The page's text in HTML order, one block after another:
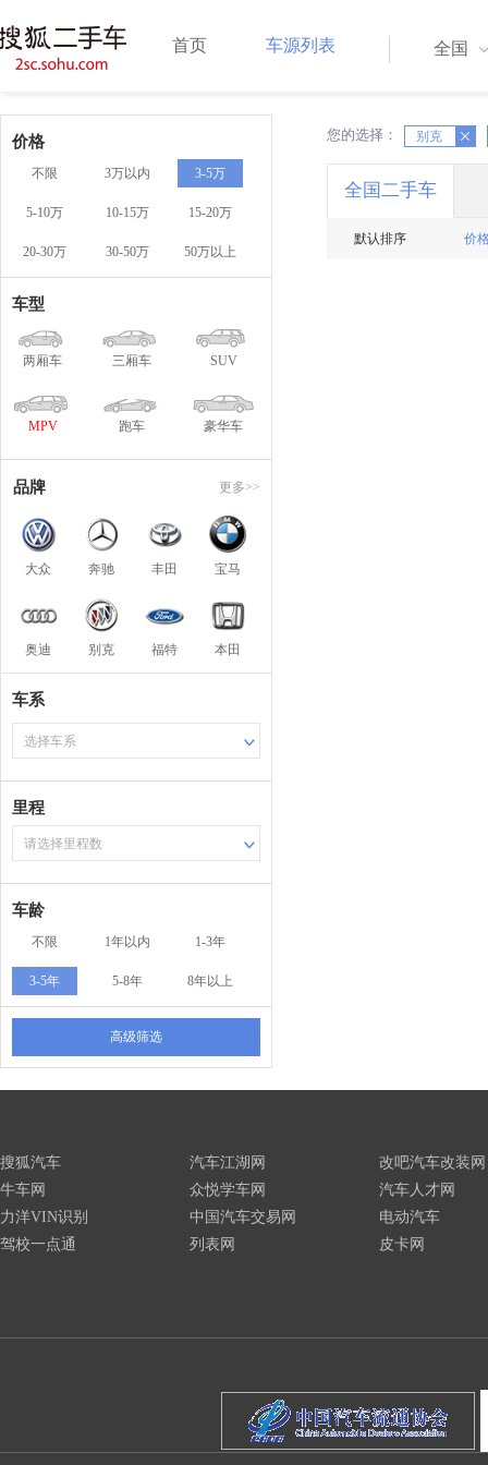
首页 车源列表 全国
价格
不限 3万以内 3-5万
5-10万 10-15万 15-20万
20-30万 30-50万 50万以上
车型
两厢车 三厢车 SUV
MPV 跑车 豪华车
品牌 更多>>
大众 奔驰 丰田 宝马
奥迪 别克 福特 本田
车系
选择车系
里程
请选择里程数
车龄
不限 1年以内 1-3年
3-5年 5-8年 8年以上
高级筛选
您的选择： 别克
X X
全国二手车
默认排序 价
搜狐汽车
牛车网
力洋VIN识别
驾校一点通
汽车江湖网
众悦学车网
中国汽车交易网
列表网
改吧汽车改装网
汽车人才网
电动汽车
皮卡网